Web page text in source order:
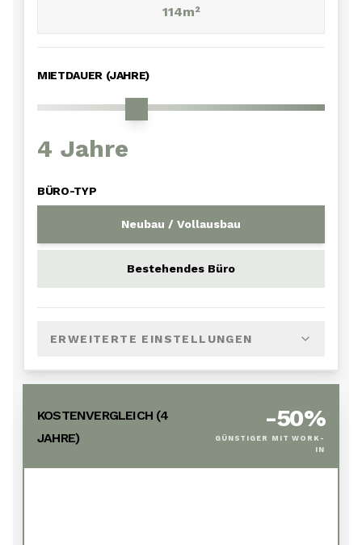
114m²
MIETDAUER (JAHRE)
4 Jahre
BÜRO-TYP
Neubau / Vollausbau
Bestehendes Büro
ERWEITERTE EINSTELLUNGEN
KOSTENVERGLEICH (4
JAHRE)
-50%
GÜNSTIGER MIT WORK-
IN